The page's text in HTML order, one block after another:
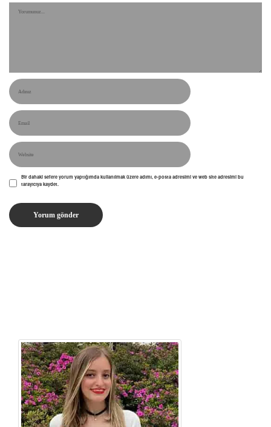
Bir dahaki sefere yorum yaptığımda kullanılmak üzere adımı, e-posta adresimi ve web site adresimi bu
tarayıcıya kaydet.